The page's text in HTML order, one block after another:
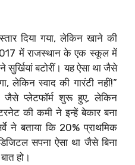
दिया गया, लेकिन खाने की
में राजस्थान के एक स्कूल में
बटोरीं। यह ऐसा था जैसे
लेकिन स्वाद की गारंटी नहीं!”
जैसे प्लेटफॉर्म शुरू हुए, लेकिन
की कमी ने इन्हें बेकार बना
ने बताया कि 20% प्राथमिक
सपना ऐसा था जैसे बिना
हो।